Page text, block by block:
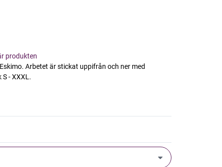
produkten
Arbetet är stickat uppifrån och ner med
- XXXL.